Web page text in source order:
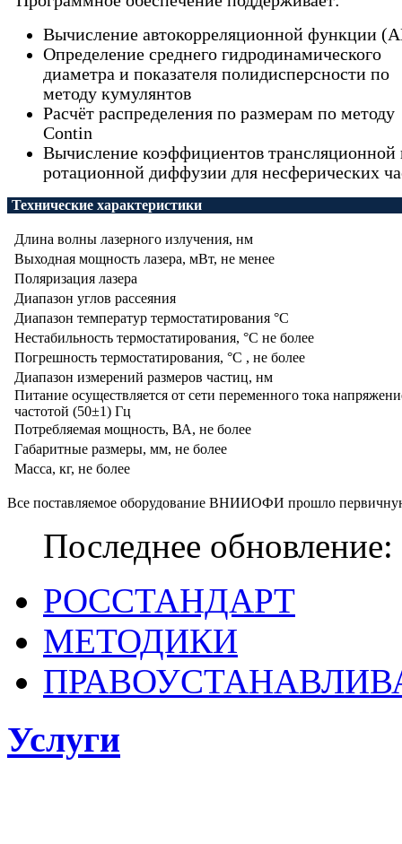
Вычисление автокорреляционной функции
Определение среднего гидродинамического
диаметра и показателя полидисперсности по
методу кумулянтов
Расчёт распределения по размерам по методу
Contin
Вычисление коэффициентов трансляционной
ротационной диффузии для несферических
Технические характеристики
Длина волны лазерного излучения, нм
Выходная мощность лазера, мВт, не менее
Поляризация лазера
Диапазон углов рассеяния
Диапазон температур термостатирования °С
Нестабильность термостатирования, °С не более
Погрешность термостатирования, °С , не более
Диапазон измерений размеров частиц, нм
Питание осуществляется от сети переменного тока
частотой (50±1) Гц
Потребляемая мощность, ВА, не более
Габаритные размеры, мм, не более
Масса, кг, не более
Все поставляемое оборудование ВНИИОФИ прошло
Последнее обновление:
РОССТАНДАРТ
МЕТОДИКИ
Услуги